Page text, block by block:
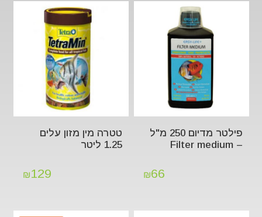
פילטר מדיום 250 מ"ל
– Filter medium
₪66
טטרה מין מזון עלים
1.25 ליטר
₪129